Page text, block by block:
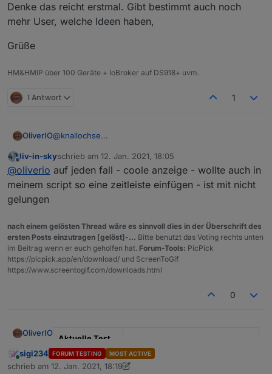
Denke das reicht erstmal. Gibt bestimmt auch noch
mehr User, welche Ideen haben,
Grüße
HM&HMIP über 100 Geräte + IoBroker auf DS918+ uvm.
1 Antwort 1
OliverIO@knallochse
die Originalgrößen aus der quelle sind nochmal
doppelt so groß und zum Browser werden für einen
tag nur ca 250kb übertragen. der Rest sind die texte
zu den einzelnen Sendungen.
Offline
liv-in-skyschrieb am 12. Jan. 2021, 18:05
zuletzt editiert von
@oliverio auf jeden fall - coole anzeige - wollte auch in
meinem script so eine zeitleiste einfügen - ist mit nicht
gelungen
nach einem gelösten Thread wäre es sinnvoll dies in der Überschrift des
ersten Posts einzutragen [gelöst]-... Bitte benutzt das Voting rechts unten
im Beitrag wenn er euch geholfen hat. Forum-Tools: PicPick
https://picpick.app/en/download/ und ScreenToGif
https://www.screentogif.com/downloads.html
0
OliverIO
Aktuelle Test
Version
0.0.1 und größer
Veröffentlichun
Januar 2021
Online
sigi234 FORUM TESTING MOST ACTIVE
schrieb am 12. Jan. 2021, 18:19
zuletzt editiert von sigi2341. Dez. 2021, 19:59